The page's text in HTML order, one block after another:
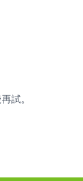
試。